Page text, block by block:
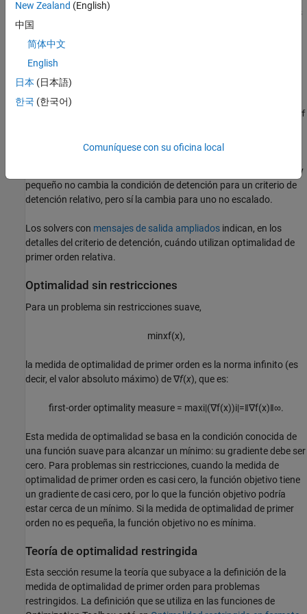
finalizan si la medida de optimalidad de primer orden es de menos
de
posibilidades:
La norma infinito (máxima) del gradiente de la función
objetivo en
f
Una medida relativa intenta justificar la escala de un problema.
Multiplicar una función objetivo por un número muy grande o muy
pequeño no cambia la condición de detención para un criterio de
detención relativo, pero sí la cambia para uno no escalado.
Los solvers con mensajes de salida ampliados indican, en los
detalles del criterio de detención, cuándo utilizan optimalidad de
primer orden relativa.
Optimalidad sin restricciones
Para un problema sin restricciones suave,
minxf(x),
la medida de optimalidad de primer orden es la norma infinito (es
decir, el valor absoluto máximo) de∇f(x), que es:
first-order optimality measure = maxi|(∇f(x))i|=‖∇f(x)‖∞.
Esta medida de optimalidad se basa en la condición conocida de
una función suave para alcanzar un mínimo: su gradiente debe ser
cero. Para problemas sin restricciones, cuando la medida de
optimalidad de primer orden es casi cero, la función objetivo tiene
un gradiente de casi cero, por lo que la función objetivo podría
estar cerca de un mínimo. Si la medida de optimalidad de primer
orden no es pequeña, la función objetivo no es mínima.
Teoría de optimalidad restringida
Esta sección resume la teoría que subyace a la definición de la
medida de optimalidad de primer orden para problemas
restringidos. La definición que se utiliza en las funciones de
New Zealand (English)
中国
简体中文
English
日本 (日本語)
한국 (한국어)
Comuníquese con su oficina local